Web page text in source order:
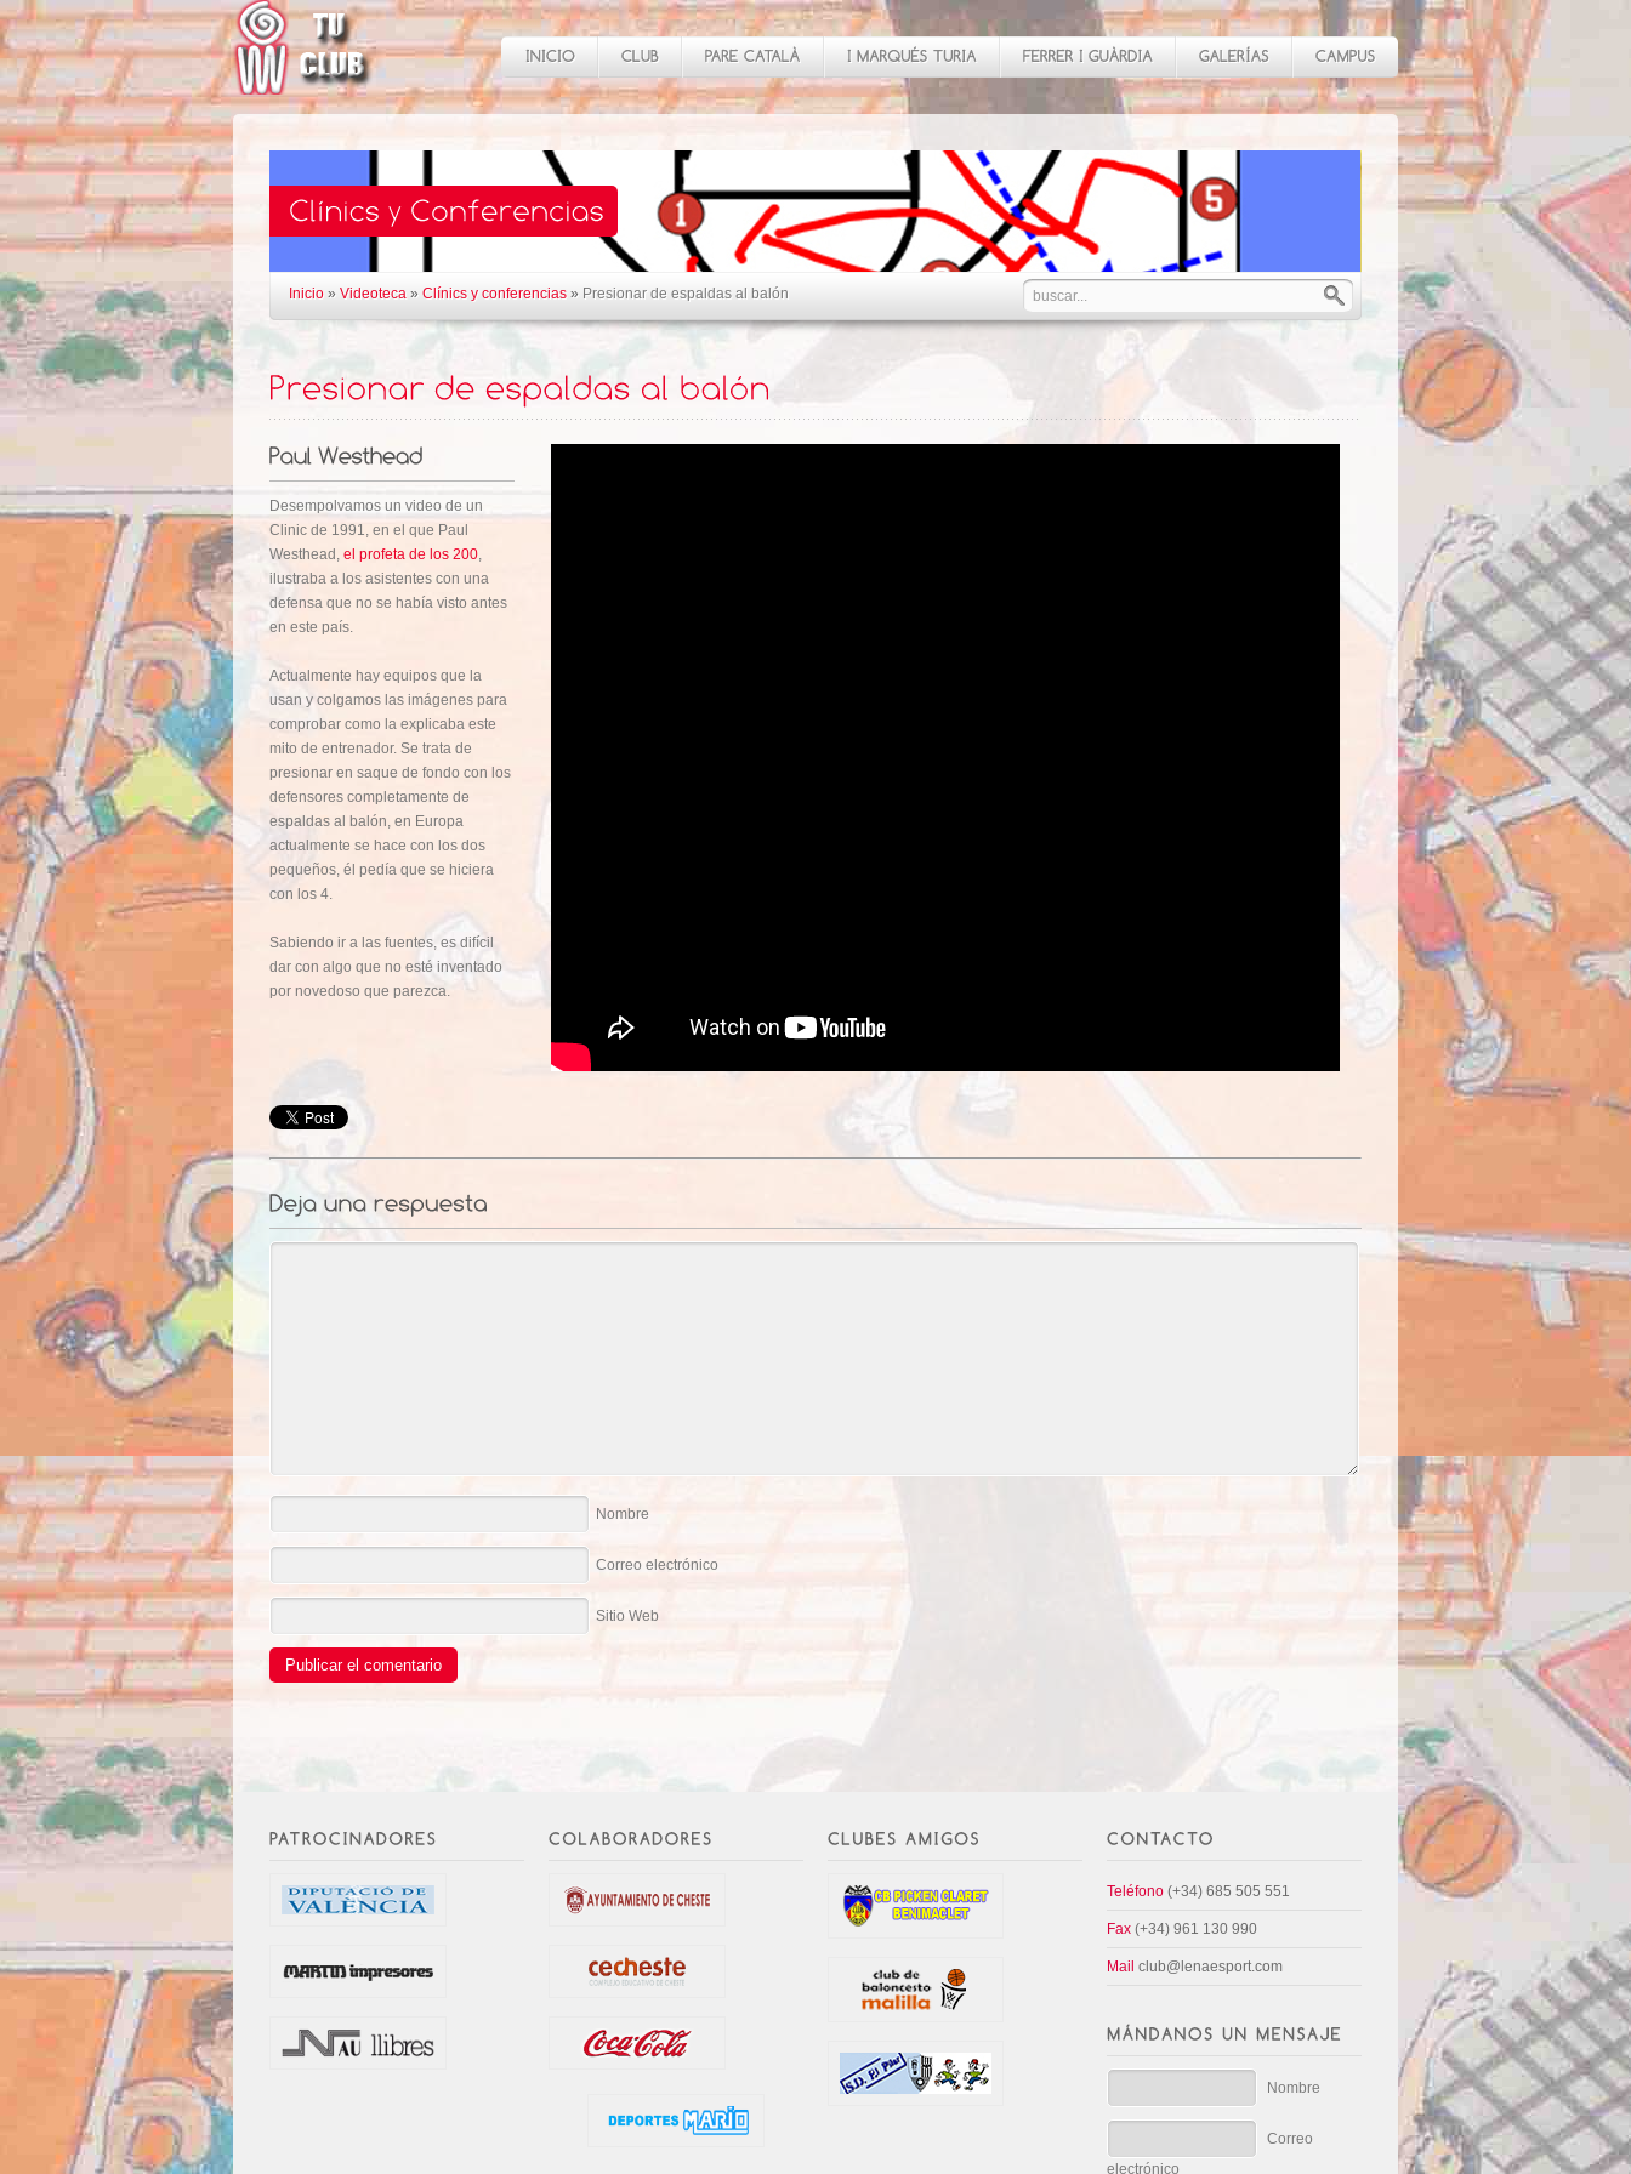
Inicio » Videoteca » Clínics y conferencias » Presionar de espaldas al balón
Desempolvamos un video de un
Clinic de 1991, en el que Paul
Westhead, el profeta de los 200,
ilustraba a los asistentes con una
defensa que no se había visto antes
en este país.
Actualmente hay equipos que la
usan y colgamos las imágenes para
comprobar como la explicaba este
mito de entrenador. Se trata de
presionar en saque de fondo con los
defensores completamente de
espaldas al balón, en Europa
actualmente se hace con los dos
pequeños, él pedía que se hiciera
con los 4.
Sabiendo ir a las fuentes, es difícil
dar con algo que no esté inventado
por novedoso que parezca.
Nombre
Correo electrónico
Sitio Web
Teléfono (+34) 685 505 551
Fax (+34) 961 130 990
Mail club@lenaesport.com
Nombre
Correo
electrónico